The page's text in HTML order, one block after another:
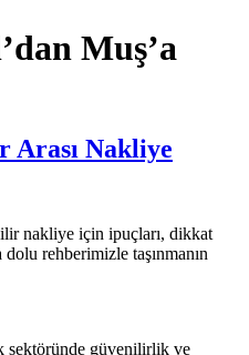
Muş’a
Arası Nakliye
nakliye için ipuçları, dikkat
rehberimizle taşınmanın
sektöründe güvenilirlik ve